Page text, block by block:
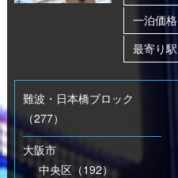
一泊価格
最寄り駅
難波・日本橋ブロック
（277）
大阪市
中央区（192）